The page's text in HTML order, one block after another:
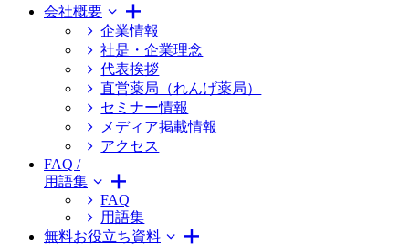
会社概要
企業情報
社是・企業理念
代表挨拶
直営薬局（れんげ薬局）
セミナー情報
メディア掲載情報
アクセス
FAQ /
用語集
FAQ
用語集
無料お役立ち資料